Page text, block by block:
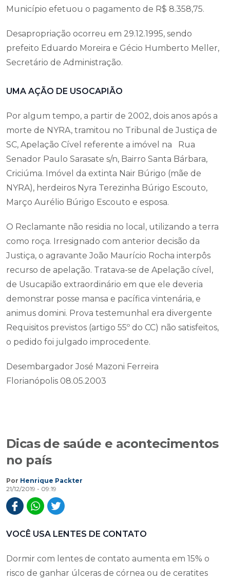
Município efetuou o pagamento de R$ 8.358,75.
Desapropriação ocorreu em 29.12.1995, sendo
prefeito Eduardo Moreira e Gécio Humberto Meller,
Secretário de Administração.
UMA AÇÃO DE USOCAPIÃO
Por algum tempo, a partir de 2002, dois anos após a
morte de NYRA, tramitou no Tribunal de Justiça de
SC, Apelação Cível referente a imóvel na Rua
Senador Paulo Sarasate s/n, Bairro Santa Bárbara,
Criciúma. Imóvel da extinta Nair Búrigo (mãe de
NYRA), herdeiros Nyra Terezinha Búrigo Escouto,
Março Aurélio Búrigo Escouto e esposa.
O Reclamante não residia no local, utilizando a terra
como roça. Irresignado com anterior decisão da
Justiça, o agravante João Maurício Rocha interpôs
recurso de apelação. Tratava-se de Apelação cível,
de Usucapião extraordinário em que ele deveria
demonstrar posse mansa e pacífica vintenária, e
animus domini. Prova testemunhal era divergente
Requisitos previstos (artigo 55º do CC) não satisfeitos,
o pedido foi julgado improcedente.
Desembargador José Mazoni Ferreira
Florianópolis 08.05.2003
Dicas de saúde e acontecimentos
no país
Por Henrique Packter
21/12/2019 - 09:19
VOCÊ USA LENTES DE CONTATO
Dormir com lentes de contato aumenta em 15% o
risco de ganhar úlceras de córnea ou de ceratites